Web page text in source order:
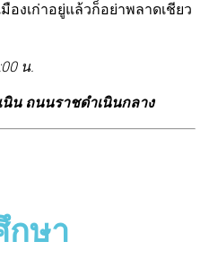
องเก่าอยู่แล้วก็อย่าพลาดเชียว
น.
น ถนนราชดำเนินกลาง
กษา